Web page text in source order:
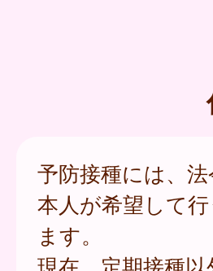
予防接種には、
本人が希望して
ます。